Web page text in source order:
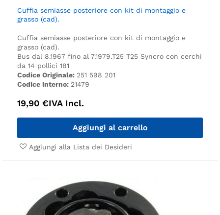
Cuffia semiasse posteriore con kit di montaggio e
grasso (cad).
Cuffia semiasse posteriore con kit di montaggio e
grasso (cad).
Bus dal 8.1967 fino al 7.1979.T25 T25 Syncro con cerchi
da 14 pollici 181
Codice Originale: 251 598 201
Codice interno: 21479
19,90 €IVA Incl.
Aggiungi al carrello
Aggiungi alla Lista dei Desideri